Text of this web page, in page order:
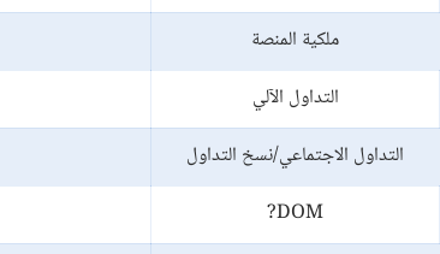
ملكية المنصة
التداول الآلي
التداول الاجتماعي/نسخ التداول
DOM?